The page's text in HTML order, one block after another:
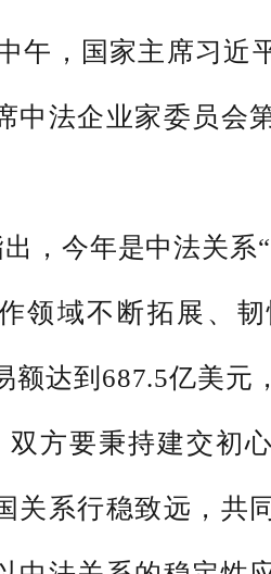
午，国家主席习近
中法企业家委员会
，今年是中法关系
领域不断拓展、
额达到687.5亿美元
双方要秉持建交初
关系行稳致远，共